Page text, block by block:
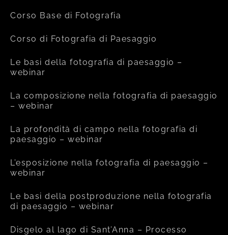
Corso Base di Fotografia
Corso di Fotografia di Paesaggio
Le basi della fotografia di paesaggio –
webinar
La composizione nella fotografia di paesaggio
– webinar
La profondità di campo nella fotografia di
paesaggio – webinar
L’esposizione nella fotografia di paesaggio –
webinar
Le basi della postproduzione nella fotografia
di paesaggio – webinar
Disgelo al lago di Sant’Anna – Processo